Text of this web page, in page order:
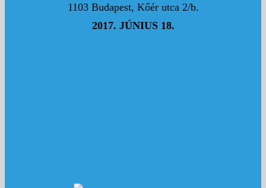
VINCZE-SZABÓ KRISZTINA
1103 Budapest, Kőér utca 2/b.
2017. JÚNIUS 18.